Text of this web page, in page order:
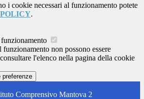
i cookie necessari al funzionamento potete
.
non possono essere
l'elenco nella pagina della cookie
preferenze
Comprensivo Mantova 2